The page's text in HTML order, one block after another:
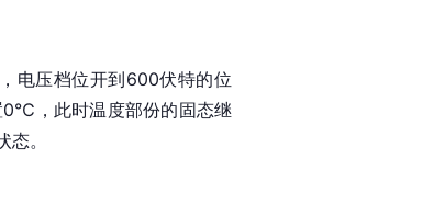
电压档位开到600伏特的位
0℃，此时温度部份的固态继
。